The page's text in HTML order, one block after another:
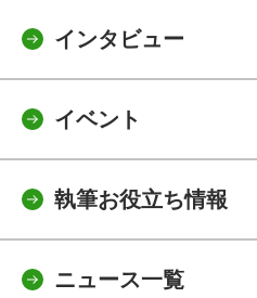
インタビュー
イベント
執筆お役立ち情報
ニュース一覧